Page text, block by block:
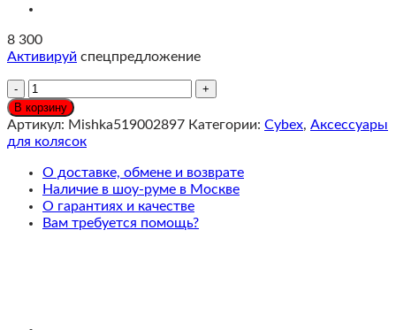
8 300
Активируй спецпредложение
Количество
Cybex
Столик
для
для
колясок
Priam,
Mios
В корзину
Артикул: Mishka519002897 Категории: Cybex, Аксессуары
для колясок
О доставке, обмене и возврате
Наличие в шоу-руме в Москве
О гарантиях и качестве
Вам требуется помощь?